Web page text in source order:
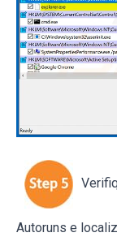
Autoruns e